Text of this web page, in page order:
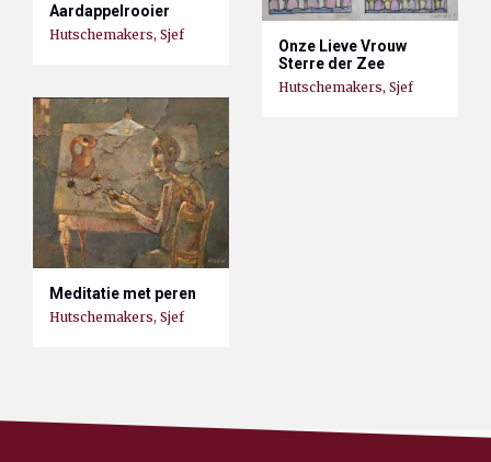
Aardappelrooier
Hutschemakers, Sjef
Onze Lieve Vrouw
Sterre der Zee
Hutschemakers, Sjef
Meditatie met peren
Hutschemakers, Sjef